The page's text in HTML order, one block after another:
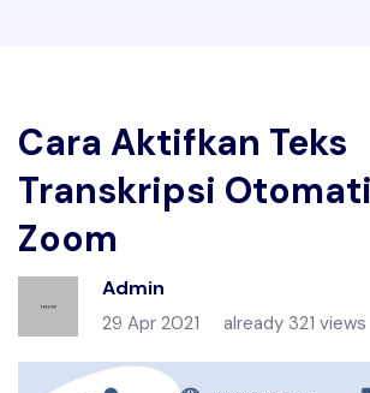
Cara Aktifkan Teks
Transkripsi
Zoom
Admin
29 Apr 2021 already 321 views